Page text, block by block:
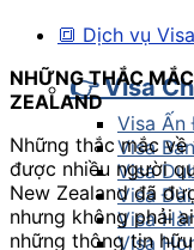
🔳 Dịch vụ
👉 Visa
Visa Ấn
Visa
Visa
Visa
Visa
Visa
NHỮNG THẮC
ZEALAND
Những thắc mắc
được nhiều người
New Zealand đã
nhưng không phải
những thông tin